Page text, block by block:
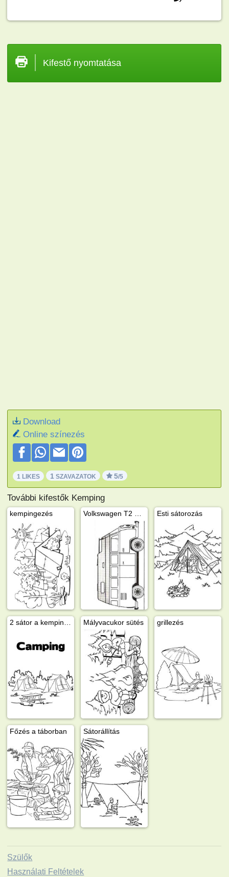
Kifestő nyomtatása
Download
Online színezés
1 LIKES 1 SZAVAZATOK 5/5
További kifestők Kemping
kempingezés Esti sátorozás
Mályvacukor sütés grillezés
Főzés a táborban Sátorállítás
Szülők
Használati Feltételek